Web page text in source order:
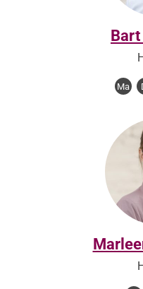
Ma